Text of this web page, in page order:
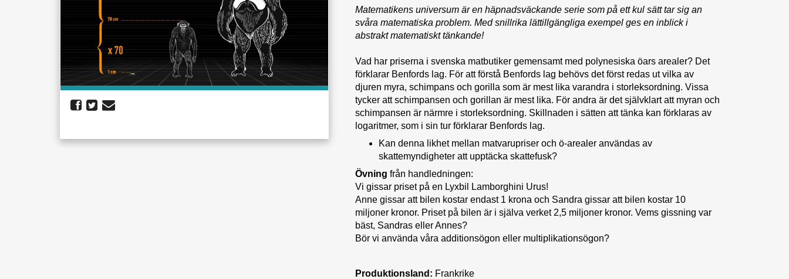
Matematikens universum är en häpnadsväckande serie som på ett kul sätt tar sig an
svåra matematiska problem. Med snillrika lättillgängliga exempel ges en inblick i
abstrakt matematiskt tänkande!
Vad har priserna i svenska matbutiker gemensamt med polynesiska öars arealer? Det
förklarar Benfords lag. För att förstå Benfords lag behövs det först redas ut vilka av
djuren myra, schimpans och gorilla som är mest lika varandra i storleksordning. Vissa
tycker att schimpansen och gorillan är mest lika. För andra är det självklart att myran och
schimpansen är närmre i storleksordning. Skillnaden i sätten att tänka kan förklaras av
logaritmer, som i sin tur förklarar Benfords lag.
Kan denna likhet mellan matvarupriser och ö-arealer användas av
skattemyndigheter att upptäcka skattefusk?
Övning från handledningen:
Vi gissar priset på en Lyxbil Lamborghini Urus!
Anne gissar att bilen kostar endast 1 krona och Sandra gissar att bilen kostar 10
miljoner kronor. Priset på bilen är i själva verket 2,5 miljoner kronor. Vems gissning var
bäst, Sandras eller Annes?
Bör vi använda våra additionsögon eller multiplikationsögon?
Produktionsland: Frankrike